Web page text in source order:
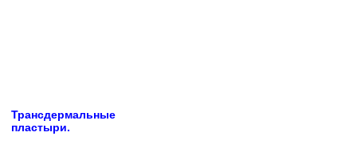
Трансдермальные
пластыри.